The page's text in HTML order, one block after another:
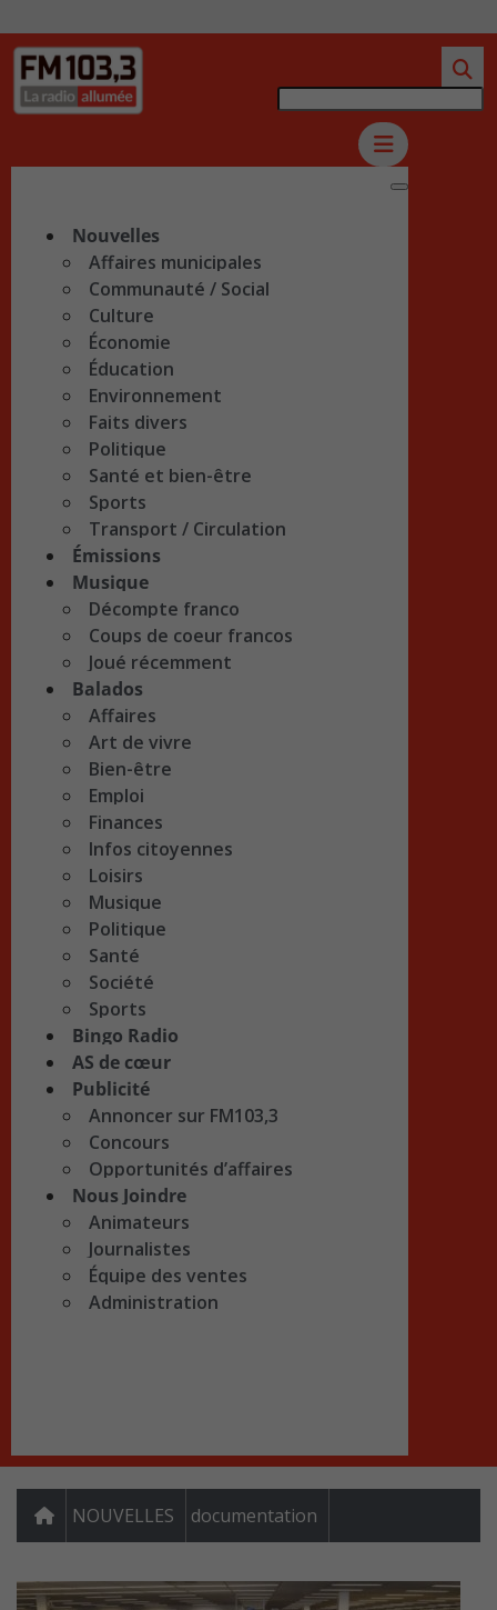
Nouvelles
Affaires municipales
Communauté / Social
Culture
Économie
Éducation
Environnement
Faits divers
Politique
Santé et bien-être
Sports
Transport / Circulation
Émissions
Musique
Décompte franco
Coups de coeur francos
Joué récemment
Balados
Affaires
Art de vivre
Bien-être
Emploi
Finances
Infos citoyennes
Loisirs
Musique
Politique
Santé
Société
Sports
Bingo Radio
AS de cœur
Publicité
Annoncer sur FM103,3
Concours
Opportunités d’affaires
Nous Joindre
Animateurs
Journalistes
Équipe des ventes
Administration
NOUVELLES documentation